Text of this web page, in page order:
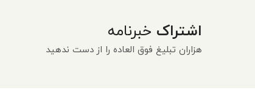
اشتراک خبرنامه
هزاران تبلیغ فوق العاده را از دست ندهید